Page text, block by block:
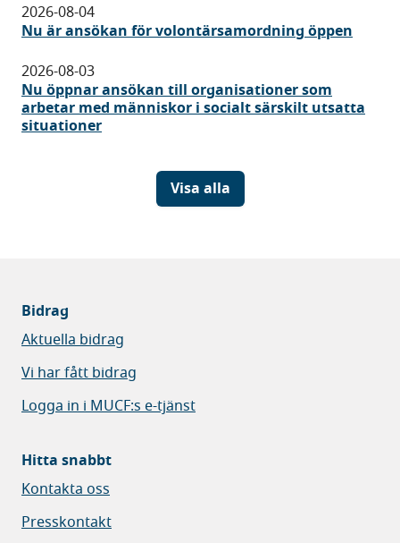
2026-08-04
Nu är ansökan för volontärsamordning öppen
2026-08-03
Nu öppnar ansökan till organisationer som
arbetar med människor i socialt särskilt utsatta
situationer
Visa alla
Bidrag
Aktuella bidrag
Vi har fått bidrag
Logga in i MUCF:s e-tjänst
Hitta snabbt
Kontakta oss
Presskontakt